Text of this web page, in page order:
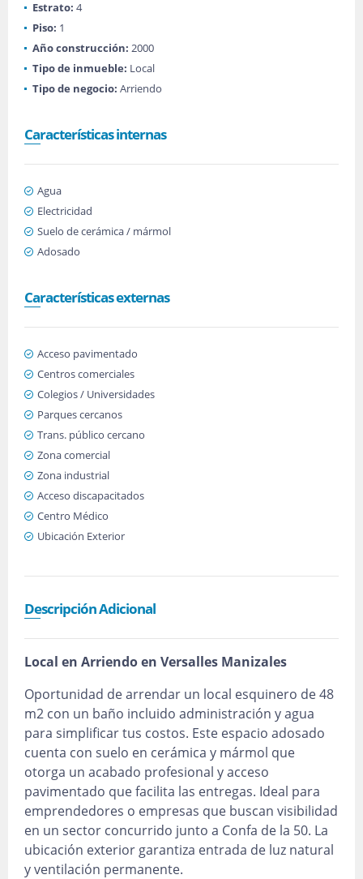
Estrato: 4
Piso: 1
Año construcción: 2000
Tipo de inmueble: Local
Tipo de negocio: Arriendo
Características internas
Agua
Electricidad
Suelo de cerámica / mármol
Adosado
Características externas
Acceso pavimentado
Centros comerciales
Colegios / Universidades
Parques cercanos
Trans. público cercano
Zona comercial
Zona industrial
Acceso discapacitados
Centro Médico
Ubicación Exterior
Descripción Adicional
Local en Arriendo en Versalles Manizales
Oportunidad de arrendar un local esquinero de 48
m2 con un baño incluido administración y agua
para simplificar tus costos. Este espacio adosado
cuenta con suelo en cerámica y mármol que
otorga un acabado profesional y acceso
pavimentado que facilita las entregas. Ideal para
emprendedores o empresas que buscan visibilidad
en un sector concurrido junto a Confa de la 50. La
ubicación exterior garantiza entrada de luz natural
y ventilación permanente.